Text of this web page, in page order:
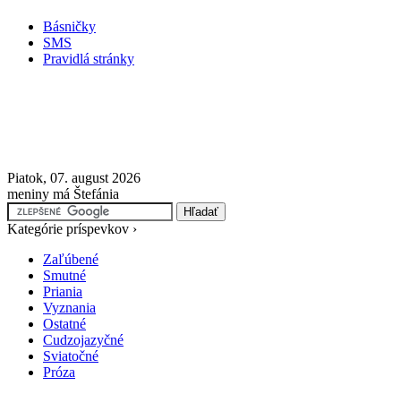
Básničky
SMS
Pravidlá stránky
Piatok, 07. august 2026
meniny má Štefánia
Kategórie príspevkov ›
Zaľúbené
Smutné
Priania
Vyznania
Ostatné
Cudzojazyčné
Sviatočné
Próza